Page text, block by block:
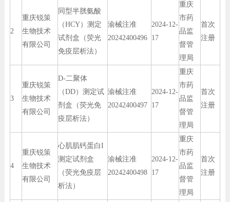
2
重庆锐策
生物技术
有限公司
同型半胱氨酸
（HCY）测定
试剂盒（荧光
免疫层析法）
渝械注准
20242400496
2024-12-
17
重庆
市药
品监
督管
理局
首次
注册
3
重庆锐策
生物技术
有限公司
D-二聚体
（DD）测定试
剂盒（荧光免
疫层析法）
渝械注准
20242400497
2024-12-
17
重庆
市药
品监
督管
理局
首次
注册
4
重庆锐策
生物技术
有限公司
心肌肌钙蛋白I
测定试剂盒
（荧光免疫层
析法）
渝械注准
20242400498
2024-12-
17
重庆
市药
品监
督管
理局
首次
注册